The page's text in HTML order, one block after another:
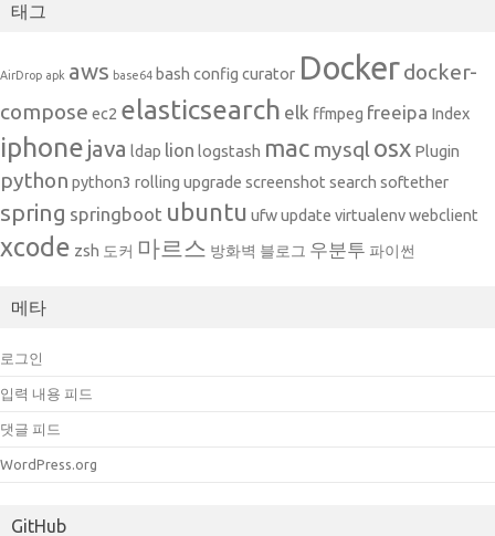
태그
AirDrop apk aws base64 bash config curator Dockerdocker-
compose ec2 elasticsearch elk ffmpeg freeipa Index
iphone java ldap lion logstash mac mysql osx Plugin
python python3 rolling upgrade screenshot search softether
spring springboot ubuntu ufwupdate virtualenvwebclient
xcode zsh 도커 마르스 방화벽 블로그 우분투 파이썬
메타
로그인
입력 내용 피드
댓글 피드
WordPress.org
GitHub